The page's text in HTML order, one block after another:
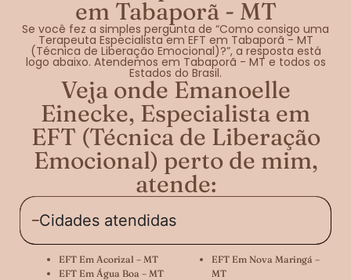
em Tabaporã - MT
Se você fez a simples pergunta de “Como consigo uma
Terapeuta Especialista em EFT em Tabaporã - MT
(Técnica de Liberação Emocional)?”, a resposta está
logo abaixo. Atendemos em Tabaporã - MT e todos os
Estados do Brasil.
Veja onde Emanoelle
Einecke, Especialista em
EFT (Técnica de Liberação
Emocional) perto de mim,
atende:
Cidades atendidas
EFT Em Acorizal – MT
EFT Em Água Boa – MT
EFT Em Nova Maringá –
MT